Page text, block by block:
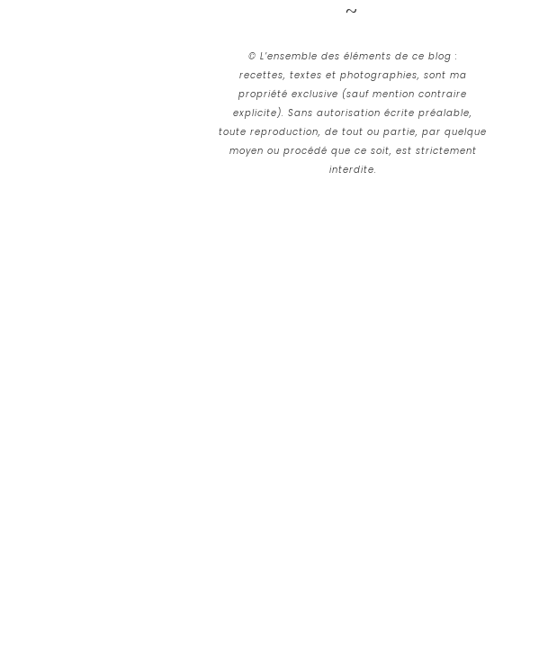
© L’ensemble des éléments de ce blog :
recettes, textes et photographies, sont ma
propriété exclusive (sauf mention contraire
explicite). Sans autorisation écrite préalable,
toute reproduction, de tout ou partie, par quelque
moyen ou procédé que ce soit, est strictement
interdite.